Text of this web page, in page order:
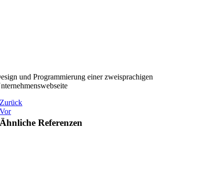
und Programmierung einer zweisprachigen
Zurück
Vor
Ähnliche Referenzen